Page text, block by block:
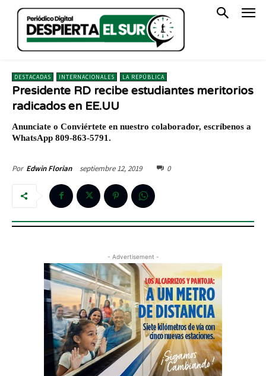
DESTACADAS INTERNACIONALES LA REPÚBLICA
Presidente RD recibe estudiantes meritorios
radicados en EE.UU
Anunciate o Conviértete en nuestro colaborador, escríbenos a
WhatsApp 809-863-5791.
Por Edwin Florian septiembre 12, 2019 0
- Advertisement -